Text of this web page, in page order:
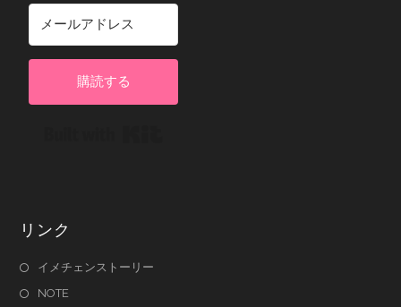
購読する
リンク
イメチェンストーリー
NOTE